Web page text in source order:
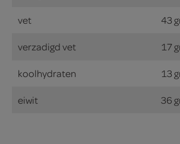
vet 43
verzadigd vet 17
koolhydraten 13
eiwit 36